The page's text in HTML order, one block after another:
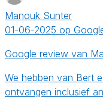
Manouk Sunter
01-06-2025 op
Google review van
We hebben van Bert
ontvangen inclusief